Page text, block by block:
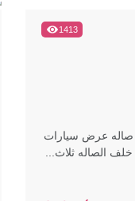
1413
عليكم للتقبيل لعدم التفرغ موقع 1/ صاله عرض سيارات